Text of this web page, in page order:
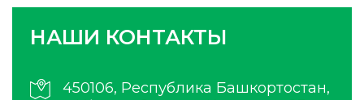
НАШИ КОНТАКТЫ
450106, Республика Башкортостан,